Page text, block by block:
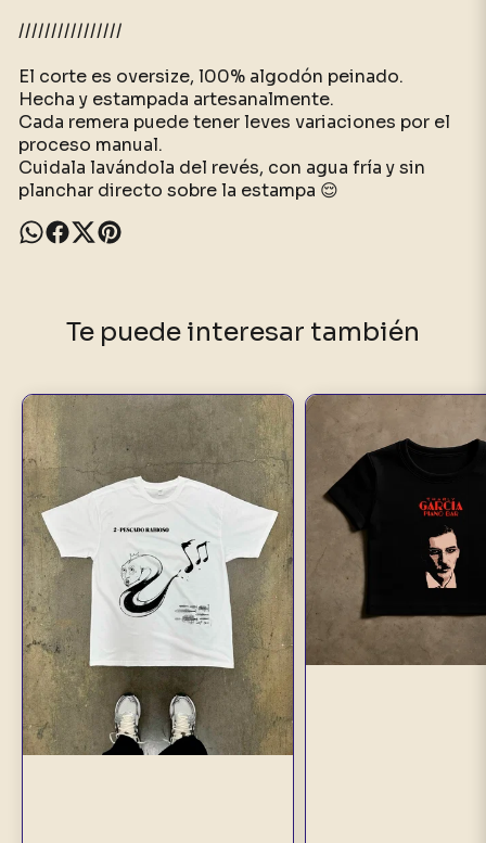
////////////////
El corte es oversize, l00% algodón peinado.
Hecha y estampada artesanalmente.
Cada remera puede tener leves variaciones por el
proceso manual.
Cuidala lavándola del revés, con agua fría y sin
planchar directo sobre la estampa 😌
Te puede interesar también